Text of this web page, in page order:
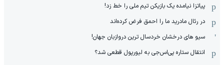
پیاتزا نیامده یک بازیکن تیم ملی را خط زد!
در رئال مادرید ما را احمق فرض کرده‌اند
سیو های درخشان خردسال ترین دروازبان جهان!
انتقال ستاره پی‌اس‌جی به لیورپول قطعی شد؟